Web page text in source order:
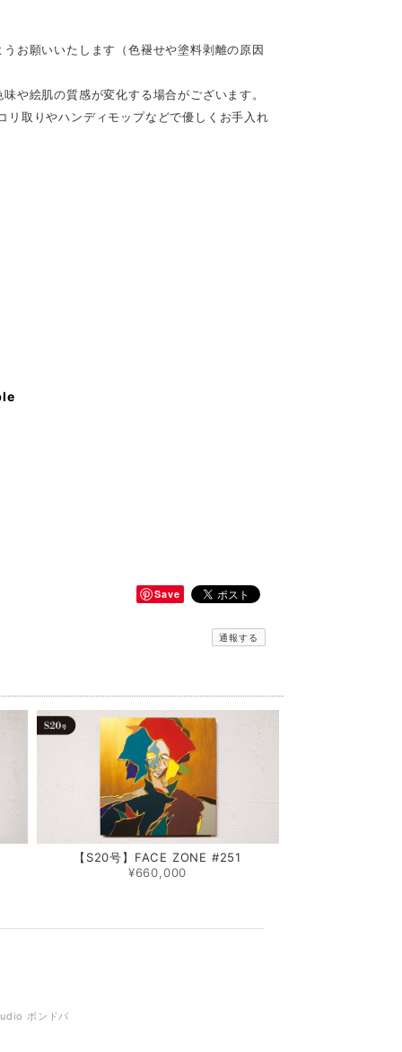
お願いいたします（色褪せや塗料剥離の原因
や絵肌の質感が変化する場合がございます。
リ取りやハンディモップなどで優しくお手入れ
Save
通報する
【S20号】FACE ZONE #251
¥660,000
ボンドバ